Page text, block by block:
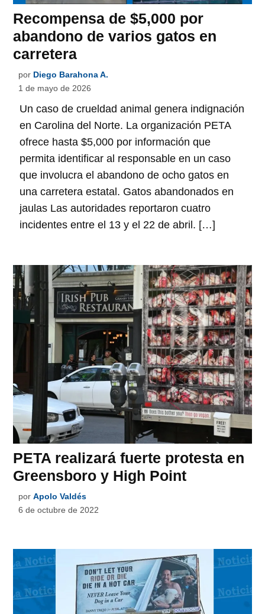
Recompensa de $5,000 por
abandono de varios gatos en
carretera
por Diego Barahona A.
1 de mayo de 2026
Un caso de crueldad animal genera indignación
en Carolina del Norte. La organización PETA
ofrece hasta $5,000 por información que
permita identificar al responsable en un caso
que involucra el abandono de ocho gatos en
una carretera estatal. Gatos abandonados en
jaulas Las autoridades reportaron cuatro
incidentes entre el 13 y el 22 de abril. […]
PETA realizará fuerte protesta en
Greensboro y High Point
por Apolo Valdés
6 de octubre de 2022